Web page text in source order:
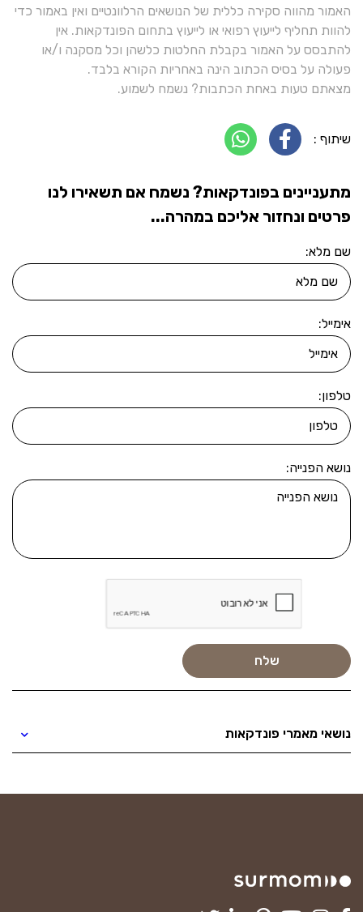
האמור מהווה סקירה כללית של הנושאים הרלוונטיים ואין באמור כדי
להוות תחליף לייעוץ רפואי או לייעוץ בתחום הפונדקאות. אין
להתבסס על האמור בקבלת החלטות כלשהן וכל מסקנה ו/או
פעולה על בסיס הכתוב הינה באחריות הקורא בלבד.
מצאתם טעות באחת הכתבות? נשמח לשמוע.
שיתוף :
מתעניינים בפונדקאות? נשמח אם תשאירו לנו
פרטים ונחזור אליכם במהרה...
שם מלא:
אימייל:
טלפון:
נושא הפנייה:
נושאי מאמרי פונדקאות